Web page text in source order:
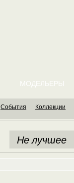
МОДЕЛЬЕРЫ
События Коллекции
Не лучшее